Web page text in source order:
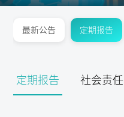
最新公告 定期报告
定期报告 社会责任